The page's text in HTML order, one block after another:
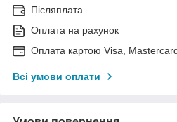
Післяплата
Оплата на рахунок
Оплата картою Visa,
Всі умови оплати